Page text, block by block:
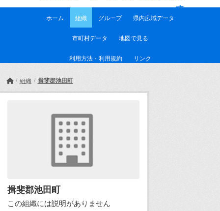
す
ホーム 組織 グループ 県内広域データ
市町村データ 地図で見る
利用方法・利用規約 リンク
組織 揖斐郡池田町
揖斐郡池田町
この組織には説明がありません